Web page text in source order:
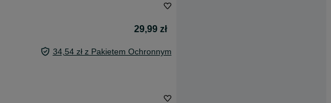
29,99 zł
34,54 zł z Pakietem Ochronnym